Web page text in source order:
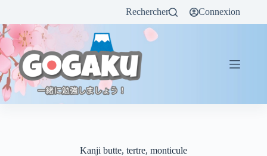
Rechercher Connexion
Kanji butte, tertre, monticule